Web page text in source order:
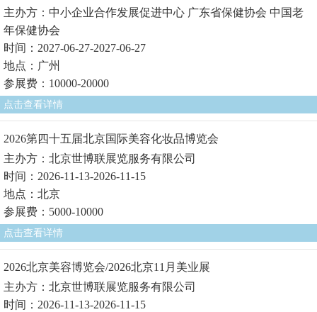
主办方：中小企业合作发展促进中心 广东省保健协会 中国老
年保健协会
时间：2027-06-27-2027-06-27
地点：广州
参展费：10000-20000
点击查看详情
2026第四十五届北京国际美容化妆品博览会
主办方：北京世博联展览服务有限公司
时间：2026-11-13-2026-11-15
地点：北京
参展费：5000-10000
点击查看详情
2026北京美容博览会/2026北京11月美业展
主办方：北京世博联展览服务有限公司
时间：2026-11-13-2026-11-15